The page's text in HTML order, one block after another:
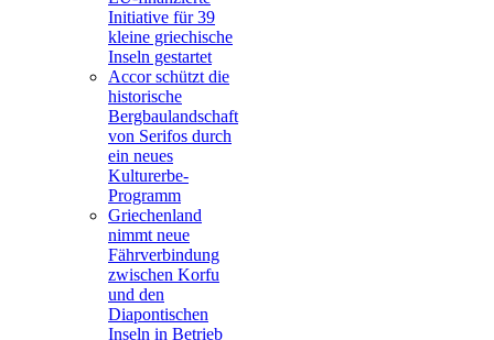
Initiative für 39
kleine griechische
Inseln gestartet
Accor schützt die
historische
Bergbaulandschaft
von Serifos durch
ein neues
Kulturerbe-
Programm
Griechenland
nimmt neue
Fährverbindung
zwischen Korfu
und den
Diapontischen
Inseln in Betrieb